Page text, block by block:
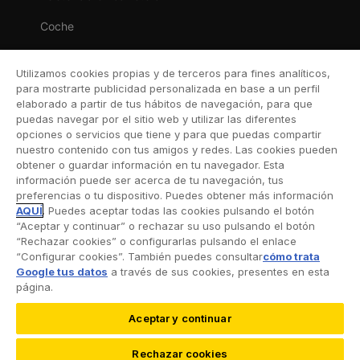
Coche
Viaje
Hogar
Vida
Decesos
Dental
Deportivo
Esquí
Utilizamos cookies propias y de terceros para fines analíticos,
para mostrarte publicidad personalizada en base a un perfil
elaborado a partir de tus hábitos de navegación, para que
puedas navegar por el sitio web y utilizar las diferentes
opciones o servicios que tiene y para que puedas compartir
nuestro contenido con tus amigos y redes. Las cookies pueden
obtener o guardar información en tu navegador. Esta
información puede ser acerca de tu navegación, tus
preferencias o tu dispositivo. Puedes obtener más información
AQUÍ. Puedes aceptar todas las cookies pulsando el botón
“Aceptar y continuar” o rechazar su uso pulsando el botón
“Rechazar cookies” o configurarlas pulsando el enlace
“Configurar cookies”. También puedes consultarcómo trata
Google tus datos a través de sus cookies, presentes en esta
página.
Aceptar y continuar
Rechazar cookies